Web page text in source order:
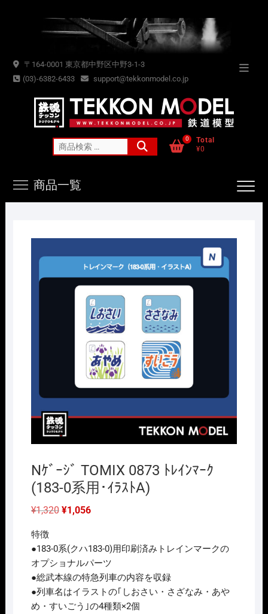
〒164-0001 東京都中野区中野3-1-3
(03)-6382-6433
support@tekkonmodel.co.jp
索
0
Total
¥0
商品一覧
Nｹﾞｰｼﾞ TOMIX 0873 ﾄﾚｲﾝﾏｰｸ
(183-0系用･ｲﾗｽﾄA)
¥1,320 元
は
¥1,320
で
し
た。
¥1,056現
格
は
¥1,056
で
す。
特徴
●183-0系(クハ183-0)用印刷済みトレインマークの
オプショナルパーツ
●総武本線の特急列車の内容を収録
●列車名はイラストの｢しおさい・さざなみ・あや
め・すいごう｣の4種類×2個